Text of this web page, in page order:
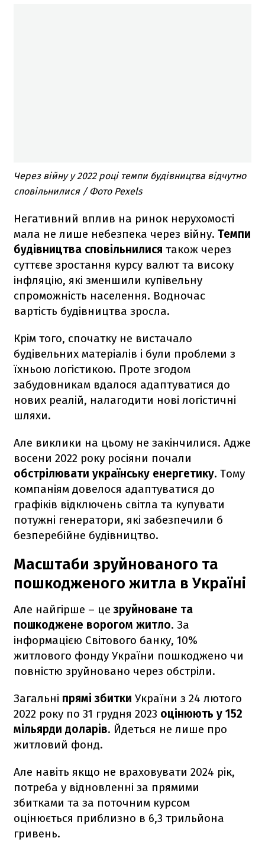
Через війну у 2022 році темпи будівництва відчутно
сповільнилися / Фото Peхels
Негативний вплив на ринок нерухомості
мала не лише небезпека через війну. Темпи
будівництва сповільнилися також через
суттєве зростання курсу валют та високу
інфляцію, які зменшили купівельну
спроможність населення. Водночас
вартість будівництва зросла.
Крім того, спочатку не вистачало
будівельних матеріалів і були проблеми з
їхньою логістикою. Проте згодом
забудовникам вдалося адаптуватися до
нових реалій, налагодити нові логістичні
шляхи.
Але виклики на цьому не закінчилися. Адже
восени 2022 року росіяни почали
обстрілювати українську енергетику. Тому
компаніям довелося адаптуватися до
графіків відключень світла та купувати
потужні генератори, які забезпечили б
безперебійне будівництво.
Масштаби зруйнованого та
пошкодженого житла в Україні
Але найгірше – цезруйноване та
пошкоджене ворогом житло. За
інформацією Світового банку, 10%
житлового фонду України пошкоджено чи
повністю зруйновано через обстріли.
Загальні прямі збитки України з 24 лютого
2022 року по 31 грудня 2023 оцінюють у 152
мільярди доларів. Йдеться не лише про
житловий фонд.
Але навіть якщо не враховувати 2024 рік,
потреба у відновленні за прямими
збитками та за поточним курсом
оцінюється приблизно в 6,3 трильйона
гривень.